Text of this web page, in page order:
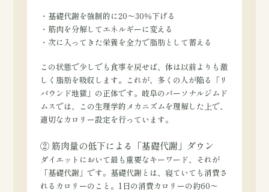
・基礎代謝を強制的に20〜30％下げる
・筋肉を分解してエネルギーに変える
・次に入ってきた栄養を全力で脂肪として蓄える
この状態で少しでも食事を戻せば、体は以前よりも激
しく脂肪を吸収します。これが、多くの人が陥る「リ
バウンド地獄」の正体です。岐阜のパーソナルジムド
ムスでは、この生理学的メカニズムを理解した上で、
適切なカロリー設定を行っています。
② 筋肉量の低下による「基礎代謝」ダウン
ダイエットにおいて最も重要なキーワード、それが
「基礎代謝」です。基礎代謝とは、寝ていても消費さ
れるカロリーのこと。1日の消費カロリーの約60〜